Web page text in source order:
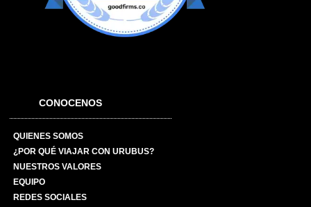
CONOCENOS
QUIENES SOMOS
¿POR QUÉ VIAJAR CON URUBUS?
NUESTROS VALORES
EQUIPO
REDES SOCIALES